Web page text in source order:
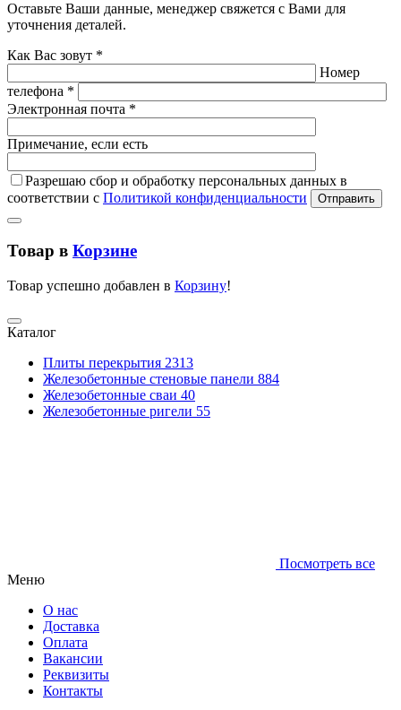
Оставьте Ваши данные, менеджер свяжется с Вами для
уточнения деталей.
Как Вас зовут *
Номер
телефона *
Электронная почта *
Примечание, если есть
Разрешаю сбор и обработку персональных данных в
соответствии с Политикой конфиденциальности Отправить
Товар в Корзине
Товар успешно добавлен в Корзину!
Каталог
Плиты перекрытия 2313
Железобетонные стеновые панели 884
Железобетонные сваи 40
Железобетонные ригели 55
Посмотреть все
Меню
О нас
Доставка
Оплата
Вакансии
Реквизиты
Контакты